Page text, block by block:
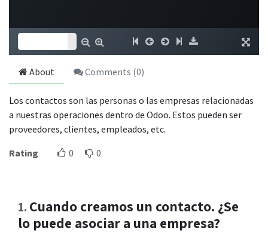
About Comments (0)
Los contactos son las personas o las empresas relacionadas
a nuestras operaciones dentro de Odoo. Estos pueden ser
proveedores, clientes, empleados, etc.
Rating
0 0
1. Cuando creamos un contacto. ¿Se
lo puede asociar a una empresa?